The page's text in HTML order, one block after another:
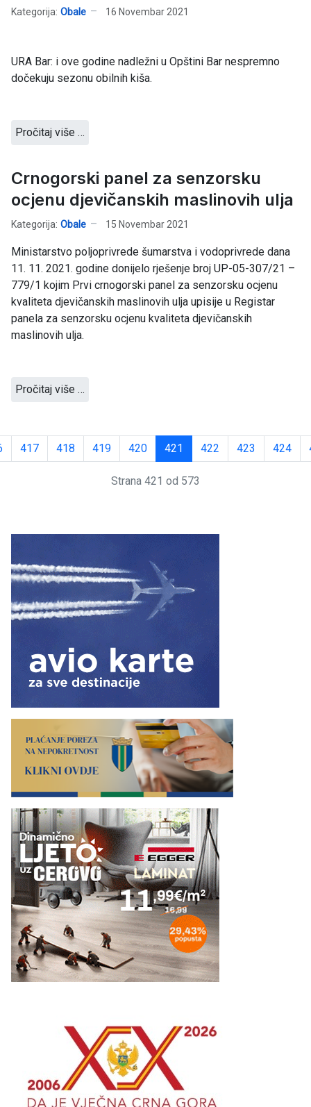
Kategorija: Obale 16 Novembar 2021
URA Bar: i ove godine nadležni u Opštini Bar nespremno
dočekuju sezonu obilnih kiša.
Pročitaj više …
Crnogorski panel za senzorsku
ocjenu djevičanskih maslinovih ulja
Kategorija: Obale 15 Novembar 2021
Ministarstvo poljoprivrede šumarstva i vodoprivrede dana
11. 11. 2021. godine donijelo rješenje broj UP-05-307/21 –
779/1 kojim Prvi crnogorski panel za senzorsku ocjenu
kvaliteta djevičanskih maslinovih ulja upisije u Registar
panela za senzorsku ocjenu kvaliteta djevičanskih
maslinovih ulja.
Pročitaj više …
417 418 419 420 421 422 423 424
Strana 421 od 573